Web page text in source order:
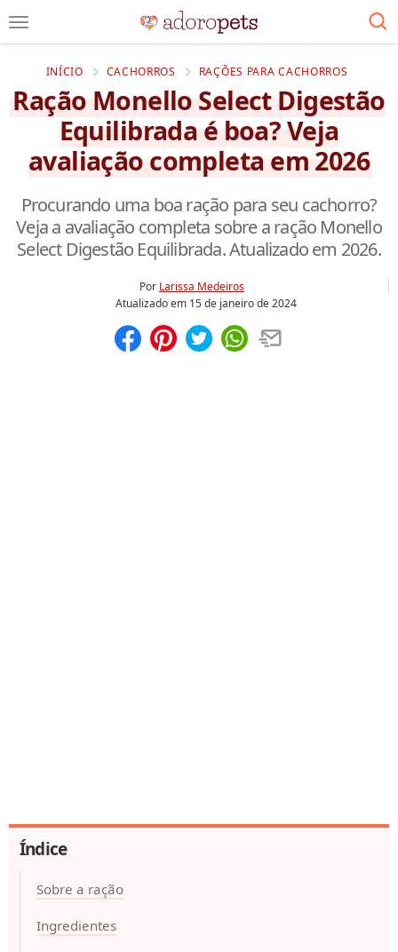
INÍCIO CACHORROS RAÇÕES PARA CACHORROS
Ração Monello Select Digestão
Equilibrada é boa? Veja
avaliação completa em 2026
Procurando uma boa ração para seu cachorro?
Veja a avaliação completa sobre a ração Monello
Select Digestão Equilibrada. Atualizado em 2026.
Por Larissa Medeiros
Atualizado em 15 de janeiro de 2024
Índice
Sobre a ração
Ingredientes